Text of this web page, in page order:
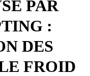
PAR
:
DES
FROID